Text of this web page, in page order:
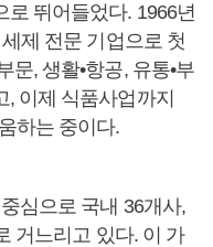
뛰어들었다. 1966년
제 전문 기업으로 첫
문, 생활•항공, 유통•부
이제 식품사업까지
하는 중이다.
심으로 국내 36개사,
거느리고 있다. 이 가